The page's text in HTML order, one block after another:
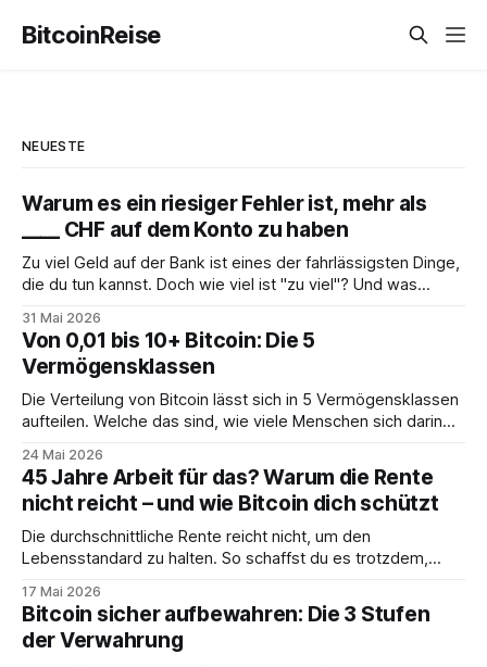
BitcoinReise
NEUESTE
Warum es ein riesiger Fehler ist, mehr als
____ CHF auf dem Konto zu haben
Zu viel Geld auf der Bank ist eines der fahrlässigsten Dinge,
die du tun kannst. Doch wie viel ist "zu viel"? Und was
31 Mai 2026
Von 0,01 bis 10+ Bitcoin: Die 5
Vermögensklassen
Die Verteilung von Bitcoin lässt sich in 5 Vermögensklassen
aufteilen. Welche das sind, wie viele Menschen sich darin
24 Mai 2026
45 Jahre Arbeit für das? Warum die Rente
nicht reicht – und wie Bitcoin dich schützt
Die durchschnittliche Rente reicht nicht, um den
Lebensstandard zu halten. So schaffst du es trotzdem,
17 Mai 2026
Bitcoin sicher aufbewahren: Die 3 Stufen
der Verwahrung